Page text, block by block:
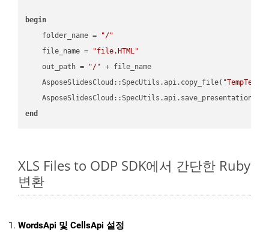
begin
    folder_name =
"/"
    file_name =
"file.HTML"
    out_path =
"/" + file_name
    AsposeSlidesCloud::SpecUtils.api.copy_file(
end
XLS Files to ODP SDK에서 간단한 Ruby
변환
WordsApi 및 CellsApi 설정